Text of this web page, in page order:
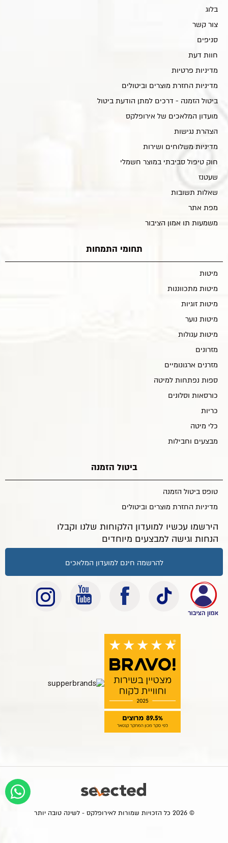
בלוג
צור קשר
סניפים
חוות דעת
מדיניות פרטיות
מדיניות החזרת מוצרים וביטולים
ביטול הזמנה - דרכים למתן הודעת ביטול
מועדון המלאכים של אירופלקס
הצהרת נגישות
מדיניות משלוחים ושירות
חוק טיפול סביבתי במוצר חשמלי
שעטנז
שאלות תשובות
מפת אתר
משמעות תו אמון הציבור
תחומי התמחות
מיטות
מיטות מתכווננות
מיטות זוגיות
מיטות נוער
מיטות עגולות
מזרונים
מזרנים ארגונומיים
ספות נפתחות למיטה
כורסאות וסלונים
כריות
כלי מיטה
מבצעים וחבילות
ביטול הזמנה
טופס ביטול הזמנה
מדיניות החזרת מוצרים וביטולים
הירשמו עכשיו למועדון הלקוחות שלנו וקבלו
הנחות וגישה למבצעים מיוחדים
להרשמה חינם למועדון המלאכים
© 2026 כל הזכויות שמורות לאירופלקס - לשינה טובה יותר